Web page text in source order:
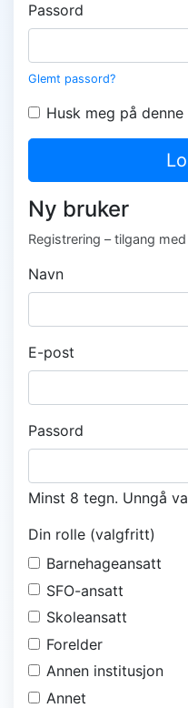
Passord
Glemt passord?
Husk meg på denne
Ny bruker
Registrering – tilgang
Navn
E-post
Passord
Minst 8 tegn. Unngå
Din rolle (valgfritt)
Barnehageansatt
SFO-ansatt
Skoleansatt
Forelder
Annen institusjon
Annet